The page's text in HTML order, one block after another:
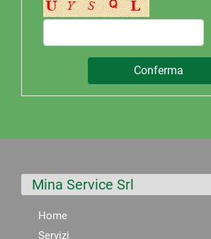
Mina Service Srl
Home
Servizi